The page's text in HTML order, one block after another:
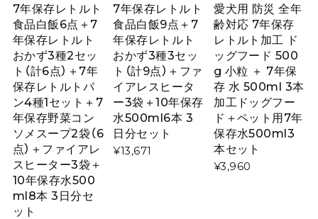
7年保存レトルト
食品白飯6点＋7
年保存レトルト
おかず3種2セッ
ト（計6点）＋7年
保存レトルトパ
ン4種1セット＋7
年保存野菜コン
ソメスープ2袋（6
点）＋ファイアレ
スヒーター3袋＋
10年保存水500
ml8本 3日分セ
ット
7年保存レトルト
食品白飯9点＋7
年保存レトルト
おかず3種3セッ
ト（計9点）＋ファ
イアレスヒータ
ー3袋＋10年保存
水500ml6本 3
日分セット
¥13,671
愛犬用 防災 全年
齢対応 7年保存
レトルト加工 ド
ッグフード 500
g 小粒 ＋ 7年保
存 水 500ml 3本
加工ドッグフー
ド＋ペット用7年
保存水500ml3
本セット
¥3,960